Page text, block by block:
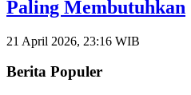
Paling Membutuhkan
21 April 2026, 23:16 WIB
Berita Populer